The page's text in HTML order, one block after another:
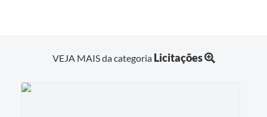
VEJA MAIS da categoria Licitações